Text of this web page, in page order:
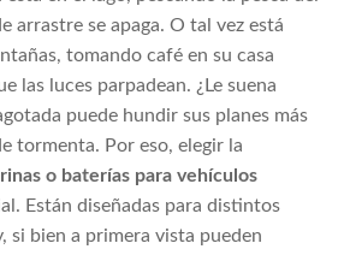
arrastre se apaga. O tal vez está
tomando café en su casa
las luces parpadean. ¿Le suena
puede hundir sus planes más
tormenta. Por eso, elegir la
o baterías para vehículos
Están diseñadas para distintos
si bien a primera vista pueden